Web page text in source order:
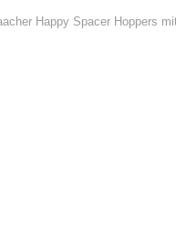
Happy Spacer Hoppers